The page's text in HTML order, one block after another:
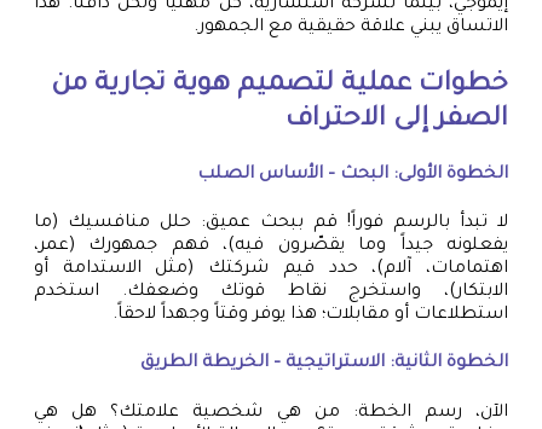
إيموجي، بينما لشركة استشارية، كن مهنياً ولكن دافئاً. هذا
الاتساق يبني علاقة حقيقية مع الجمهور.
خطوات عملية لتصميم هوية تجارية من
الصفر إلى الاحتراف
الخطوة الأولى: البحث – الأساس الصلب
لا تبدأ بالرسم فوراً! قم ببحث عميق: حلل منافسيك (ما
يفعلونه جيداً وما يقصّرون فيه)، فهم جمهورك (عمر،
اهتمامات، آلام)، حدد قيم شركتك (مثل الاستدامة أو
الابتكار)، واستخرج نقاط قوتك وضعفك. استخدم
استطلاعات أو مقابلات؛ هذا يوفر وقتاً وجهداً لاحقاً.
الخطوة الثانية: الاستراتيجية – الخريطة الطريق
الآن، رسم الخطة: من هي شخصية علامتك؟ هل هي